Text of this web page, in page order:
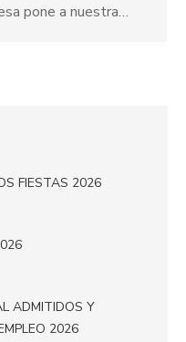
pone a nuestra…
FIESTAS 2026
ADMITIDOS Y
2026